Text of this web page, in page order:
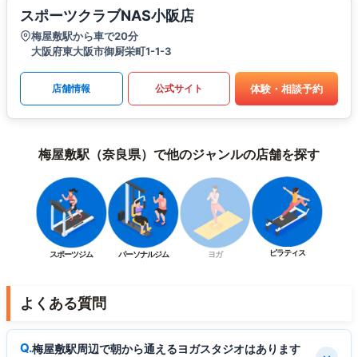
スポーツクラブNAS小阪店
梅屋敷駅から車で20分
大阪府東大阪市御厨栄町1-1-3
店舗情報 公式サイト 体験・相談予約
梅屋敷駅（奈良県）で他のジャンルの店舗を探す
スポーツジム パーソナルジム ヨガ ピラティス
よくある質問
梅屋敷駅周辺で朝から通えるヨガスタジオはあります